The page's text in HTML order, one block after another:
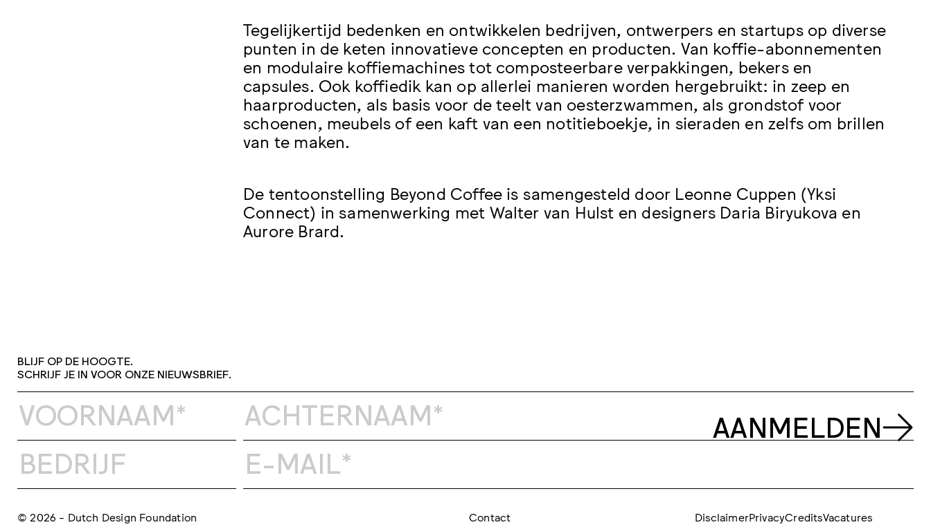
Tegelijkertijd bedenken en ontwikkelen bedrijven, ontwerpers en startups op diverse
punten in de keten innovatieve concepten en producten. Van koffie-abonnementen
en modulaire koffiemachines tot composteerbare verpakkingen, bekers en
capsules. Ook koffiedik kan op allerlei manieren worden hergebruikt: in zeep en
haarproducten, als basis voor de teelt van oesterzwammen, als grondstof voor
schoenen, meubels of een kaft van een notitieboekje, in sieraden en zelfs om brillen
van te maken.
De tentoonstelling Beyond Coffee is samengesteld door Leonne Cuppen (Yksi
Connect) in samenwerking met Walter van Hulst en designers Daria Biryukova en
Aurore Brard.
BLIJF OP DE HOOGTE.
SCHRIJF JE IN VOOR ONZE NIEUWSBRIEF.
AANMELDEN
Contact DisclaimerPrivacyCreditsVacatures
© 2026 - Dutch Design Foundation